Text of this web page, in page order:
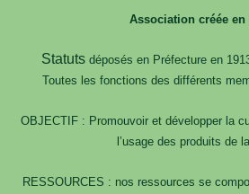
Association créée en
Statuts déposés en Préfecture en
Toutes les fonctions des différents
OBJECTIF : Promouvoir et développer la
l’usage des produits de
RESSOURCES : nos ressources se